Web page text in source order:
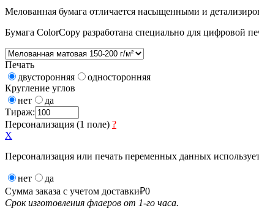
Мелованная бумага отличается насыщенными и
Бумага ColorCopy разработана специально для цифровой
Печать
двусторонняя
односторонняя
Кругление углов
нет
да
Тираж:
Персонализация (1 поле) ?
X
Персонализация или печать переменных данных
нет
да
Сумма заказа с учетом доставки₽0
Срок изготовления флаеров от 1-го часа.